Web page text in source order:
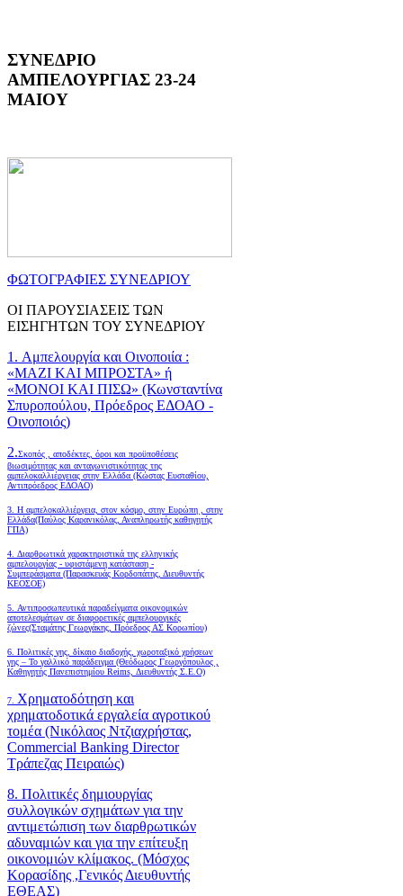
ΣΥΝΕΔΡΙΟ
ΑΜΠΕΛΟΥΡΓΙΑΣ 23-24
ΜΑΙΟΥ
ΦΩΤΟΓΡΑΦΙΕΣ ΣΥΝΕΔΡΙΟΥ
ΟΙ ΠΑΡΟΥΣΙΑΣΕΙΣ ΤΩΝ
ΕΙΣΗΓΗΤΩΝ ΤΟΥ ΣΥΝΕΔΡΙΟΥ
1. Αμπελουργία και Οινοποιία :
«ΜΑΖΙ ΚΑΙ ΜΠΡΟΣΤΑ» ή
«ΜΟΝΟΙ ΚΑΙ ΠΙΣΩ» (Κωνσταντίνα
Σπυροπούλου, Πρόεδρος ΕΔΟΑΟ -
Οινοποιός)
2.Σκοπός , αποδέκτες, όροι και προϋποθέσεις
βιωσιμότητας και ανταγωνιστικότητας της
αμπελοκαλλιέργειας στην Ελλάδα (Κώστας Ευσταθίου,
Αντιπρόεδρος ΕΔΟΑΟ)
3. Η αμπελοκαλλιέργεια, στον κόσμο, στην Ευρώπη , στην
Ελλάδα(Παύλος Καρανικόλας, Αναπληρωτής καθηγητής
ΓΠΑ)
4. Διαρθρωτικά χαρακτηριστικά της ελληνικής
αμπελουργίας - υφιστάμενη κατάσταση -
Συμπεράσματα (Παρασκευάς Κορδοπάτης, Διευθυντής
ΚΕΟΣΟΕ)
5. Αντιπροσωπευτικά παραδείγματα οικονομικών
αποτελεσμάτων σε διαφορετικές αμπελουργικές
ζώνες(Σταμάτης Γεωργάκης, Πρόεδρος ΑΣ Κορωπίου)
6. Πολιτικές γης, δίκαιο διαδοχής, χωροταξικό χρήσεων
γης – Το γαλλικό παράδειγμα (Θεόδωρος Γεωργόπουλος ,
Καθηγητής Πανεπιστημίου Reims, Διευθυντής Σ.Ε.Ο)
7. Χρηματοδότηση και
χρηματοδοτικά εργαλεία αγροτικού
τομέα (Νικόλαος Ντζιαχρήστας,
Commercial Banking Director
Τράπεζας Πειραιώς)
8. Πολιτικές δημιουργίας
συλλογικών σχημάτων για την
αντιμετώπιση των διαρθρωτικών
αδυναμιών και για την επίτευξη
οικονομιών κλίμακος. (Μόσχος
Κορασίδης ,Γενικός Διευθυντής
ΕΘΕΑΣ)